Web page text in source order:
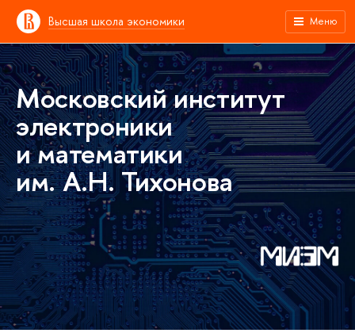
Высшая школа экономики Меню
Московский институт
электроники
и математики
им. А.Н. Тихонова